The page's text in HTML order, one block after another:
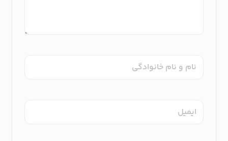
نام و نام خانوادگی
ایمیل